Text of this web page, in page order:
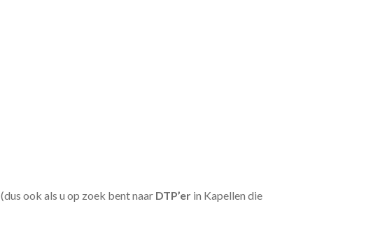
(dus ook als u op zoek bent naar DTP’er in Kapellen die